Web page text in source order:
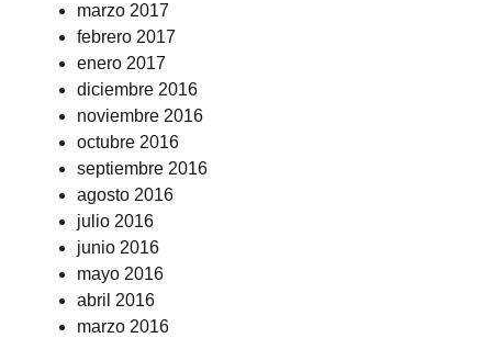
marzo 2017
febrero 2017
enero 2017
diciembre 2016
noviembre 2016
octubre 2016
septiembre 2016
agosto 2016
julio 2016
junio 2016
mayo 2016
abril 2016
marzo 2016